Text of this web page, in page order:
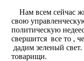
Нам всем сейчас
свою
политическую
свершится все то ,
дадим зеленый
товарищи.